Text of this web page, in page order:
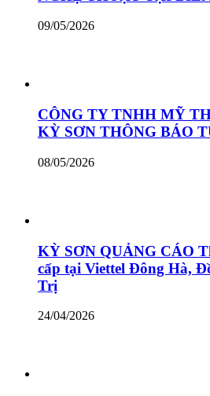
09/05/2026
CÔNG TY TNHH MỸ
KỲ SƠN THÔNG BÁO
08/05/2026
KỲ SƠN QUẢNG CÁO
cấp tại Viettel Đông Hà,
Trị
24/04/2026